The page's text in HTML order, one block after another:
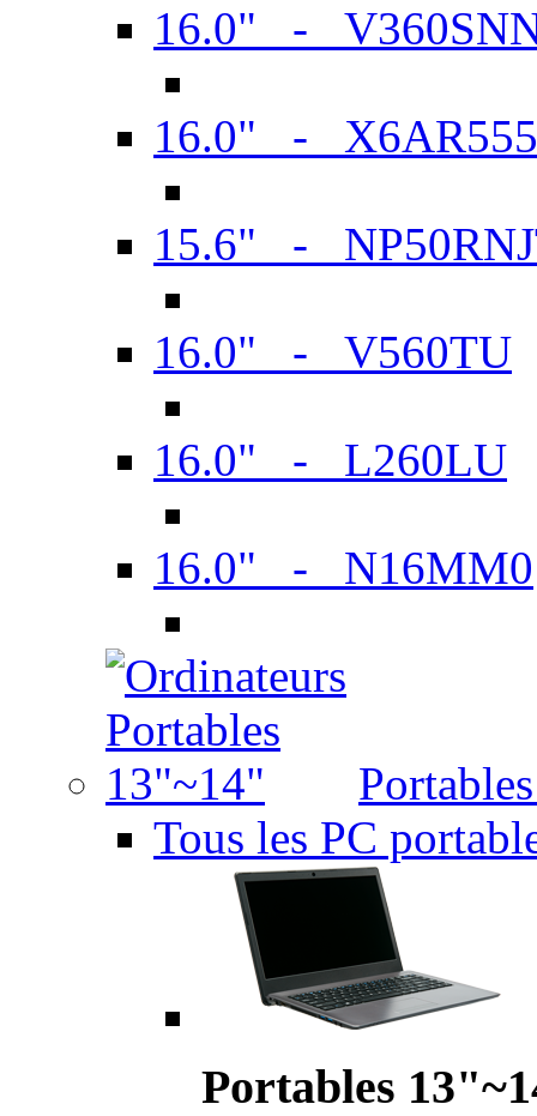
16.0" -
16.0" -
15.6" -
16.0" - V560TU
16.0" - L260LU
16.0" - N16MM0
Tous les PC
Portables